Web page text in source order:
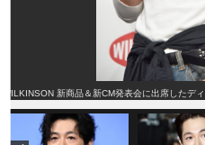
WILKINSON 新商品＆新CM発表会に出席した